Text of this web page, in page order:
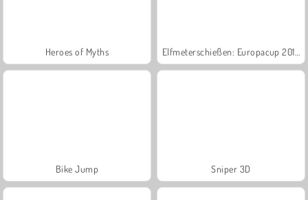
Heroes of Myths
Bike Jump Sniper 3D